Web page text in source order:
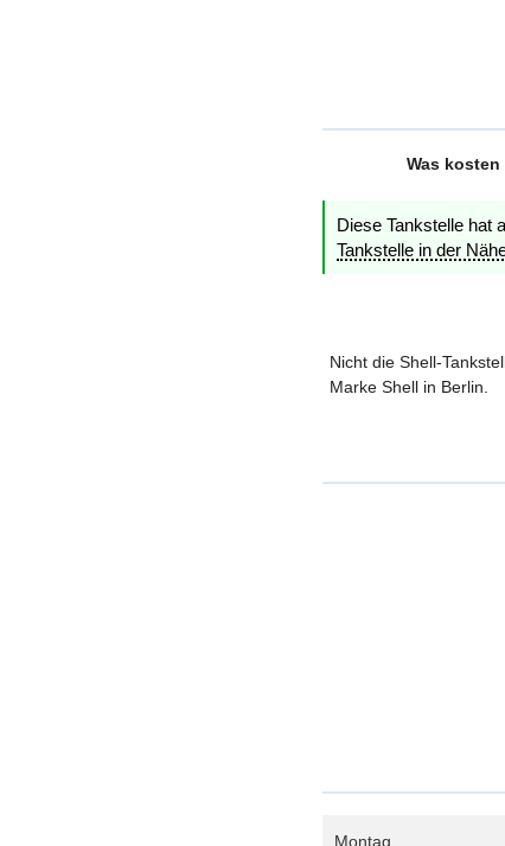
Was
Diese Tankstelle hat
Tankstelle in der
Nicht die Shell-
Marke Shell in Berlin.
Montag